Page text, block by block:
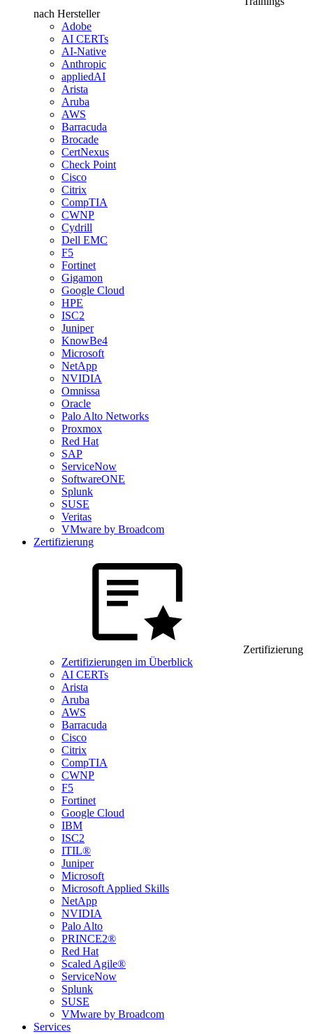
nach Hersteller
Adobe
AI CERTs
AI-Native
Anthropic
appliedAI
Arista
Aruba
AWS
Barracuda
Brocade
CertNexus
Check Point
Cisco
Citrix
CompTIA
CWNP
Cydrill
Dell EMC
F5
Fortinet
Gigamon
Google Cloud
HPE
ISC2
Juniper
KnowBe4
Microsoft
NetApp
NVIDIA
Omnissa
Oracle
Palo Alto Networks
Proxmox
Red Hat
SAP
ServiceNow
SoftwareONE
Splunk
SUSE
Veritas
VMware by Broadcom
Zertifizierung
Zertifizierung
Zertifizierungen im Überblick
AI CERTs
Arista
Aruba
AWS
Barracuda
Cisco
Citrix
CompTIA
CWNP
F5
Fortinet
Google Cloud
IBM
ISC2
ITIL®
Juniper
Microsoft
Microsoft Applied Skills
NetApp
NVIDIA
Palo Alto
PRINCE2®
Red Hat
Scaled Agile®
ServiceNow
Splunk
SUSE
VMware by Broadcom
Services